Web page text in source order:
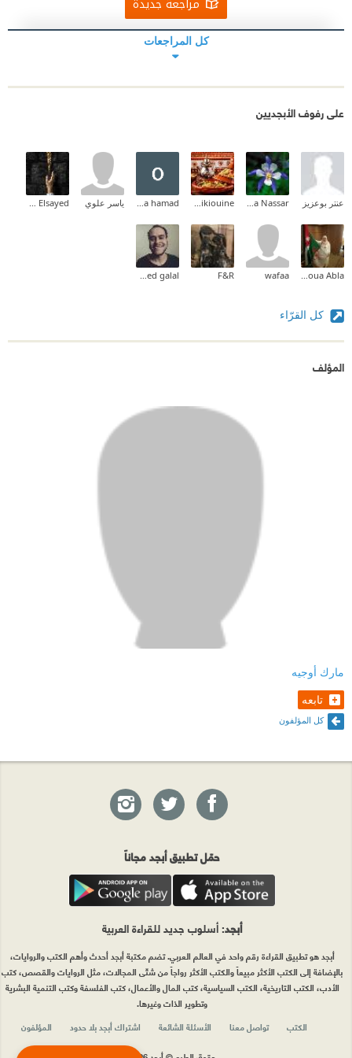
كل المراجعات
على رفوف الأبجديين
عنتر بوعزيز ياسر علوي
wafaa
F&R
كل القرّاء
المؤلف
مارك أوجيه
تابعه
كل المؤلفون
حمّل تطبيق أبجد مجاناً
أبجد: أسلوب جديد للقراءة العربية
أبجد هو تطبيق القراءة رقم واحد في العالم العربي. تضم مكتبة أبجد أحدث وأهم الكتب والروايات،
بالإضافة إلى الكتب الأكثر مبيعاً والكتب الأكثر رواجاً من شتّى المجالات، مثل الروايات والقصص، كتب
الأدب، الكتب التاريخية، الكتب السياسية، كتب المال والأعمال، كتب الفلسفة وكتب التنمية البشرية
وتطوير الذات وغيرها.
الكتب
تواصل معنا الأسئلة الشائعة اشتراك أبجد بلا حدود
المؤلفون